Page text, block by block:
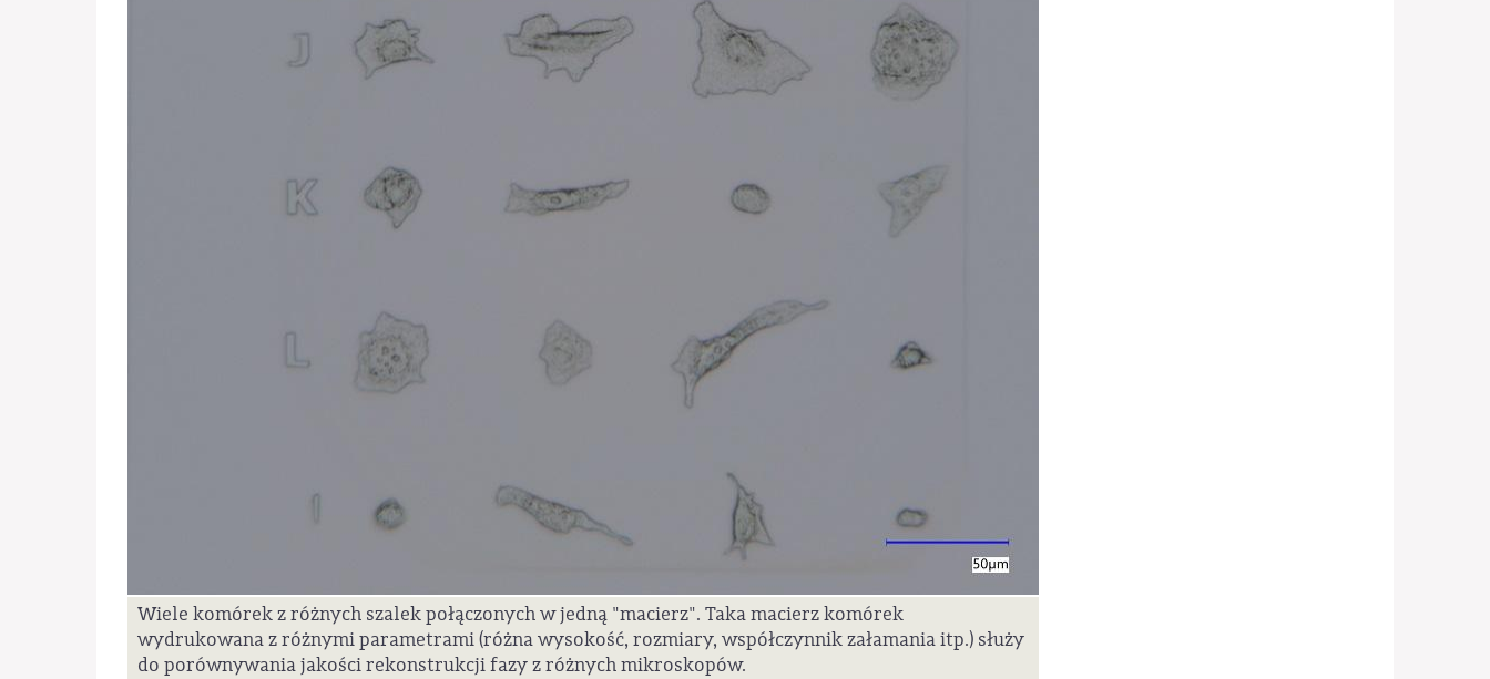
Wiele komórek z różnych szalek połączonych w jedną "macierz". Taka macierz komórek
wydrukowana z różnymi parametrami (różna wysokość, rozmiary, współczynnik załamania itp.) służy
do porównywania jakości rekonstrukcji fazy z różnych mikroskopów.